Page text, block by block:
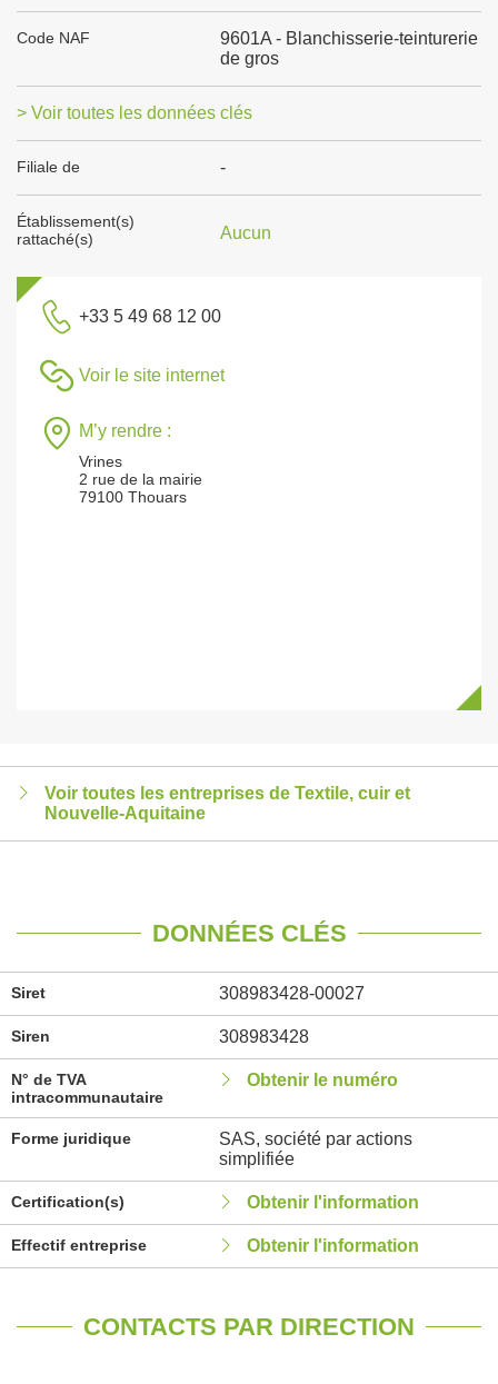
Code NAF
9601A - Blanchisserie-teinturerie
de gros
> Voir toutes les données clés
Filiale de -
Établissement(s)
rattaché(s)
Aucun
+33 5 49 68 12 00
Voir le site internet
M’y rendre :
Vrines
2 rue de la mairie
79100 Thouars
Voir toutes les entreprises de Textile, cuir et
Nouvelle-Aquitaine
DONNÉES CLÉS
Siret 308983428-00027
Siren 308983428
N° de TVA
intracommunautaire
Obtenir le numéro
Forme juridique
SAS, société par actions
simplifiée
Certification(s) Obtenir l'information
Effectif entreprise Obtenir l'information
CONTACTS PAR DIRECTION